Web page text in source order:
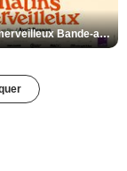
Les Matins merveilleux Bande-annonce VF